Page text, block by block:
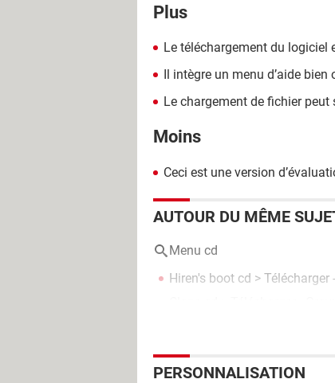
Plus
Le téléchargement du logiciel
Il intègre un menu d’aide bien
Le chargement de fichier
Moins
Ceci est une version
AUTOUR DU MÊME
Menu cd
Hiren's boot cd > Télécharger
PERSONNALISATION